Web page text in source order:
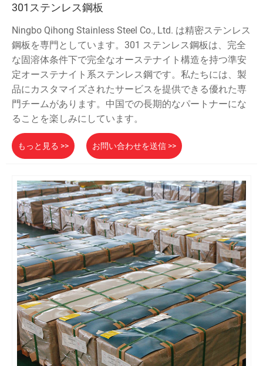
301ステンレス鋼板
Ningbo Qihong Stainless Steel Co., Ltd. は精密ステンレス
鋼板を専門としています。301 ステンレス鋼板は、完全
な固溶体条件下で完全なオーステナイト構造を持つ準安
定オーステナイト系ステンレス鋼です。私たちには、製
品にカスタマイズされたサービスを提供できる優れた専
門チームがあります。中国での長期的なパートナーにな
ることを楽しみにしています。
もっと見る >> お問い合わせを送信 >>